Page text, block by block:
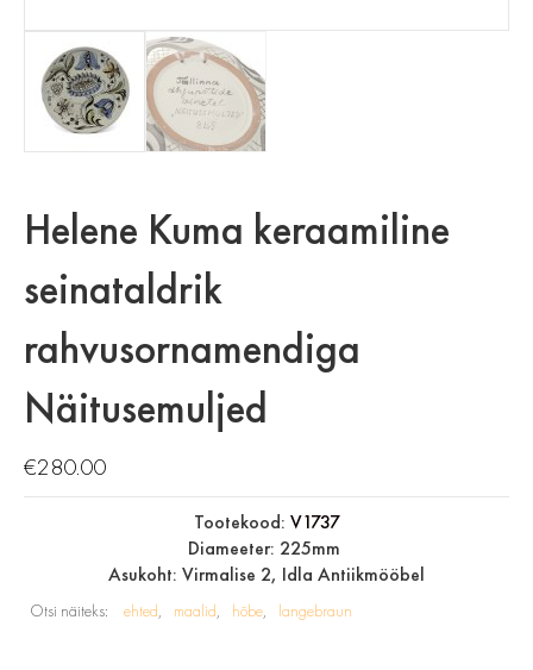
Helene Kuma keraamiline
seinataldrik
rahvusornamendiga
Näitusemuljed
€280.00
Tootekood: V1737
Diameeter: 225mm
Asukoht: Virmalise 2, Idla Antiikmööbel
Otsi näiteks: ehted maalid hõbe langebraun